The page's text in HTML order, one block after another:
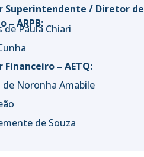
Superintendente / Diretor de
– ARPB:
de Paula Chiari
– AETQ:
Noronha Amabile
de Souza